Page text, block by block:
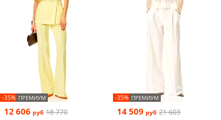
-35% ПРЕМИУМ
12 606 руб 18 770
-35% ПРЕМИУМ
14 509 руб 21 603